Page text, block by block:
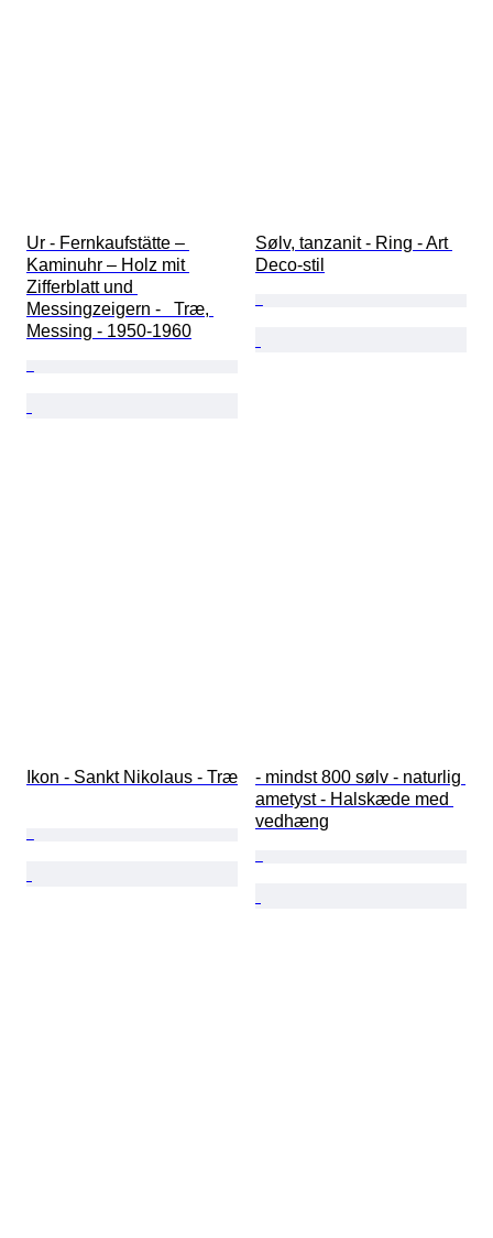
Ur - Fernkaufstätte –
Kaminuhr – Holz mit
Zifferblatt und
Messingzeigern -   Træ,
Messing - 1950-1960
Sølv, tanzanit - Ring - Art
Deco-stil
Ikon - Sankt Nikolaus - Træ
- mindst 800 sølv - naturlig
ametyst - Halskæde med
vedhæng